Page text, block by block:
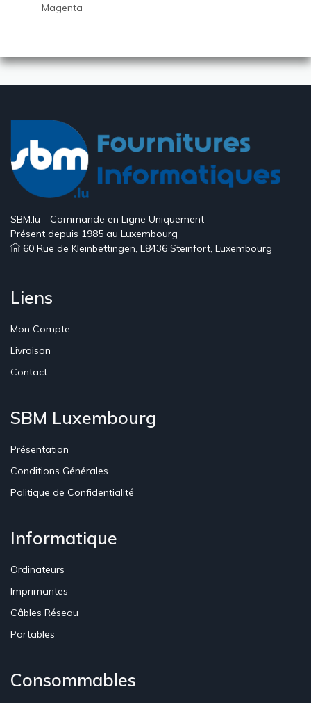
Magenta
SBM.lu - Commande en Ligne Uniquement
Présent depuis 1985 au Luxembourg
60 Rue de Kleinbettingen, L8436 Steinfort, Luxembourg
Liens
Mon Compte
Livraison
Contact
SBM Luxembourg
Présentation
Conditions Générales
Politique de Confidentialité
Informatique
Ordinateurs
Imprimantes
Câbles Réseau
Portables
Consommables